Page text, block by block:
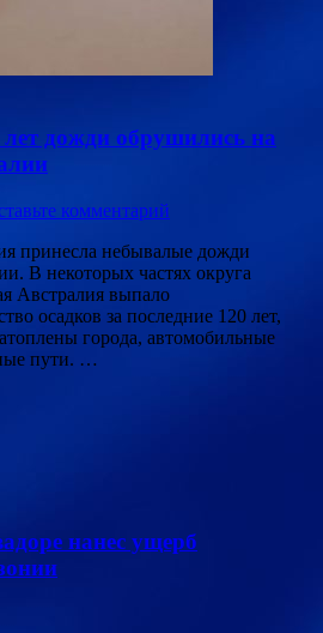
дожди обрушились на
комментарий
принесла небывалые дожди
В некоторых частях округа
Австралия выпало
осадков за последние 120 лет,
города, автомобильные
пути. …
нанес ущерб